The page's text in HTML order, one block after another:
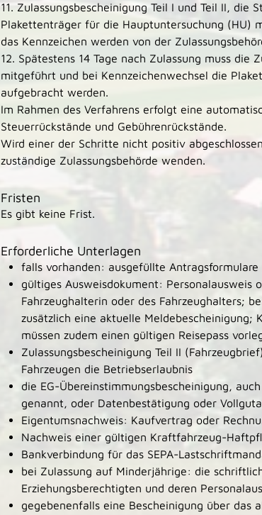
11. Zulassungsbescheinigung Teil I und Teil II, die
Plakettenträger für die Hauptuntersuchung (HU)
das Kennzeichen werden von der
12. Spätestens 14 Tage nach Zulassung muss die
mitgeführt und bei Kennzeichenwechsel die
aufgebracht werden.
Im Rahmen des Verfahrens erfolgt eine
Steuerrückstände und Gebührenrückstände.
Wird einer der Schritte nicht positiv
zuständige Zulassungsbehörde wenden.
Fristen
Es gibt keine Frist.
Erforderliche Unterlagen
falls vorhanden: ausgefüllte Antragsformulare
gültiges Ausweisdokument: Personalausweis
Fahrzeughalterin oder des Fahrzeughalters;
zusätzlich eine aktuelle Meldebescheinigung;
müssen zudem einen gültigen Reisepass
Zulassungsbescheinigung Teil II
Fahrzeugen die Betriebserlaubnis
die EG-Übereinstimmungsbescheinigung,
genannt, oder Datenbestätigung oder
Eigentumsnachweis: Kaufvertrag oder
Nachweis einer gültigen Kraftfahrzeug-
Bankverbindung für das SEPA-
bei Zulassung auf Minderjährige: die
Erziehungsberechtigten und deren
gegebenenfalls eine Bescheinigung über das